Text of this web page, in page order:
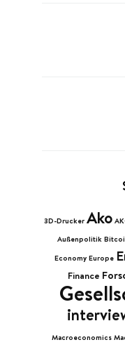
3D-Drucker Ako
Außenpolitik
Economy Europe
Finance
Macroeconomics